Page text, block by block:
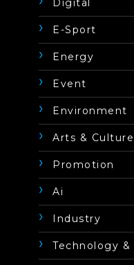
Digital
E-Sport
Energy
Event
Environment
Arts & Culture
Promotion
Ai
Industry
Technology